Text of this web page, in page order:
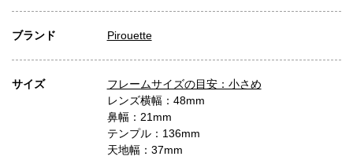
ブランド Pirouette
サイズ
フレームサイズの目安：小さめ
レンズ横幅：48mm
鼻幅：21mm
テンプル：136mm
天地幅：37mm